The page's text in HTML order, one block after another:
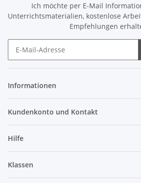
Ich möchte per E-Mail
Unterrichtsmaterialien, kostenlose
Empfehlungen
Informationen
Kundenkonto und Kontakt
Hilfe
Klassen